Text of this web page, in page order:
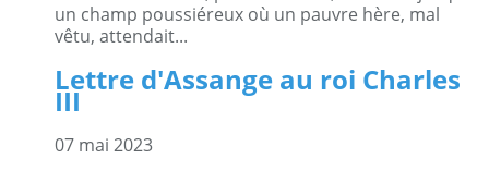
un champ poussiéreux où un pauvre hère, mal
vêtu, attendait...
Lettre d'Assange au roi Charles
III
07 mai 2023